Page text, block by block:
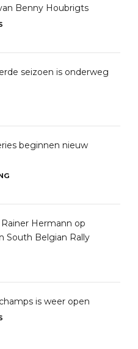
Benny Houbrigts
seizoen is onderweg
beginnen nieuw
Hermann op
South Belgian Rally
is weer open